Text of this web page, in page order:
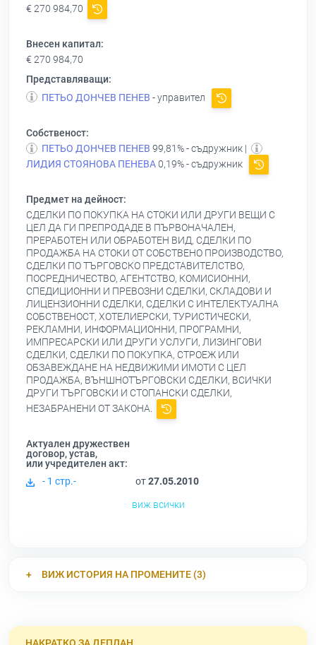
€ 270 984,70
Внесен капитал:
€ 270 984,70
Представляващи:
ПЕТЬО ДОНЧЕВ ПЕНЕВ - управител
Собственост:
ПЕТЬО ДОНЧЕВ ПЕНЕВ 99,81% - съдружник |
ЛИДИЯ СТОЯНОВА ПЕНЕВА0,19% - съдружник
Предмет на дейност:
СДЕЛКИ ПО ПОКУПКА НА СТОКИ ИЛИ ДРУГИ ВЕЩИ С
ЦЕЛ ДА ГИ ПРЕПРОДАДЕ В ПЪРВОНАЧАЛЕН,
ПРЕРАБОТЕН ИЛИ ОБРАБОТЕН ВИД, СДЕЛКИ ПО
ПРОДАЖБА НА СТОКИ ОТ СОБСТВЕНО ПРОИЗВОДСТВО,
СДЕЛКИ ПО ТЪРГОВСКО ПРЕДСТАВИТЕЛСТВО,
ПОСРЕДНИЧЕСТВО, АГЕНТСТВО, КОМИСИОННИ,
СПЕДИЦИОННИ И ПРЕВОЗНИ СДЕЛКИ, СКЛАДОВИ И
ЛИЦЕНЗИОННИ СДЕЛКИ, СДЕЛКИ С ИНТЕЛЕКТУАЛНА
СОБСТВЕНОСТ, ХОТЕЛИЕРСКИ, ТУРИСТИЧЕСКИ,
РЕКЛАМНИ, ИНФОРМАЦИОННИ, ПРОГРАМНИ,
ИМПРЕСАРСКИ ИЛИ ДРУГИ УСЛУГИ, ЛИЗИНГОВИ
СДЕЛКИ, СДЕЛКИ ПО ПОКУПКА, СТРОЕЖ ИЛИ
ОБЗАВЕЖДАНЕ НА НЕДВИЖИМИ ИМОТИ С ЦЕЛ
ПРОДАЖБА, ВЪНШНОТЪРГОВСКИ СДЕЛКИ, ВСИЧКИ
ДРУГИ ТЪРГОВСКИ И СТОПАНСКИ СДЕЛКИ,
НЕЗАБРАНЕНИ ОТ ЗАКОНА.
Актуален дружествен
договор, устав,
или учредителен акт:
- 1 стр.-
от27.05.2010
виж всички
ВИЖ ИСТОРИЯ НА ПРОМЕНИТЕ (3)